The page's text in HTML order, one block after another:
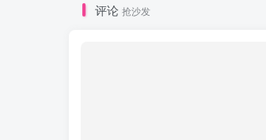
评论 抢沙发